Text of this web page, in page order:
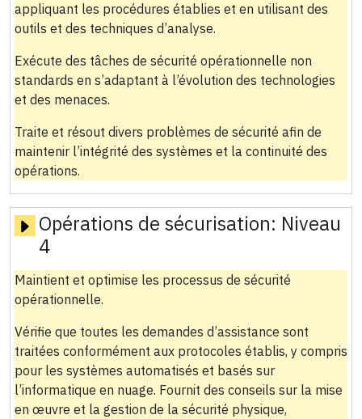
appliquant les procédures établies et en utilisant des
outils et des techniques d’analyse.
Exécute des tâches de sécurité opérationnelle non
standards en s’adaptant à l’évolution des technologies
et des menaces.
Traite et résout divers problèmes de sécurité afin de
maintenir l’intégrité des systèmes et la continuité des
opérations.
Opérations de sécurisation: Niveau
4
Maintient et optimise les processus de sécurité
opérationnelle.
Vérifie que toutes les demandes d’assistance sont
traitées conformément aux protocoles établis, y compris
pour les systèmes automatisés et basés sur
l’informatique en nuage. Fournit des conseils sur la mise
en œuvre et la gestion de la sécurité physique,